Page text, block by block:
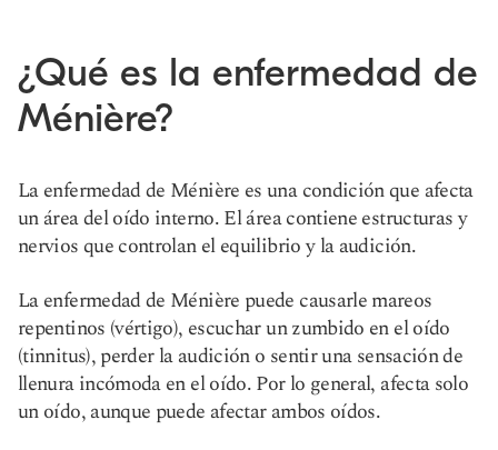
¿Qué es la enfermedad de
Ménière?
La enfermedad de Ménière es una condición que afecta
un área del oído interno. El área contiene estructuras y
nervios que controlan el equilibrio y la audición.
La enfermedad de Ménière puede causarle mareos
repentinos (vértigo), escuchar un zumbido en el oído
(tinnitus), perder la audición o sentir una sensación de
llenura incómoda en el oído. Por lo general, afecta solo
un oído, aunque puede afectar ambos oídos.